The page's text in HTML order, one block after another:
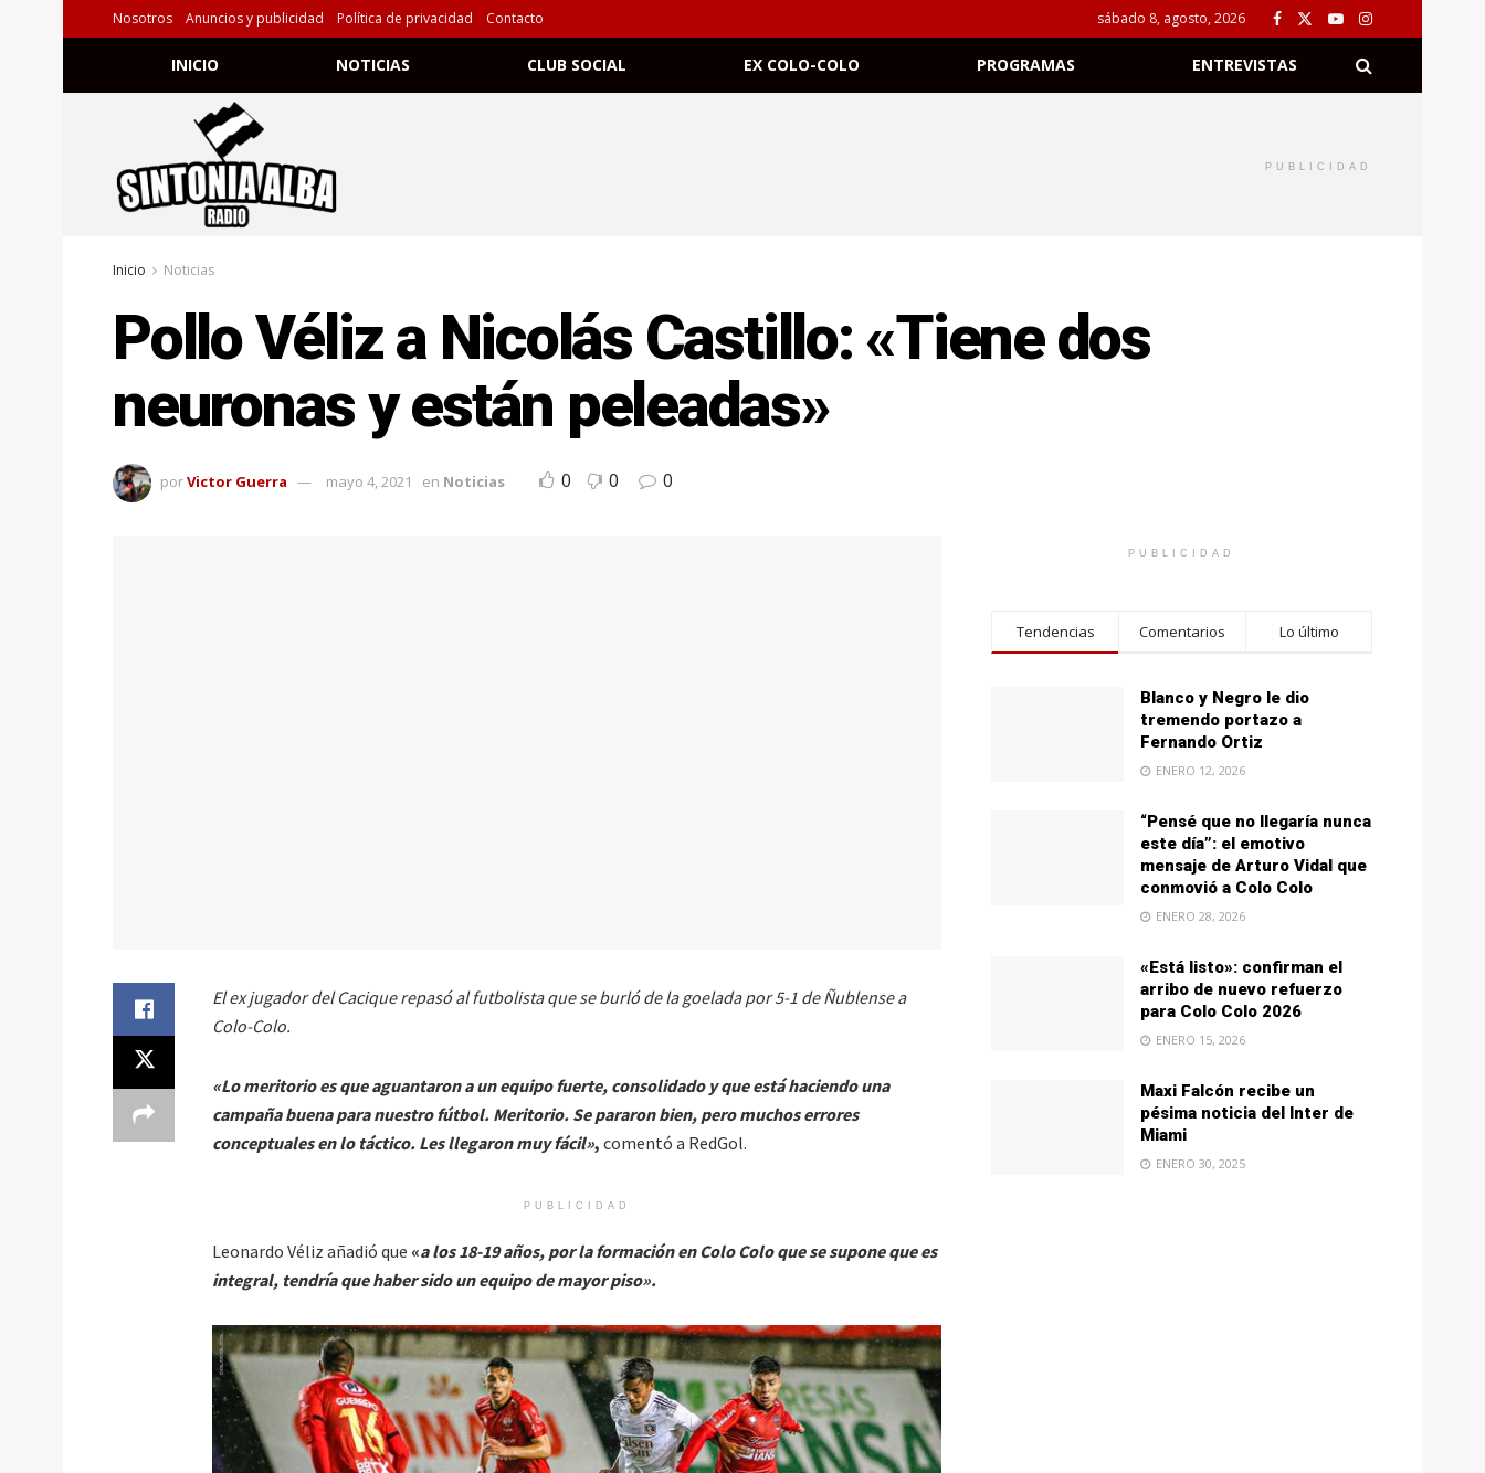
Nosotros Anuncios y publicidad Política de privacidad Contacto sábado 8, agosto, 2026
INICIO NOTICIAS CLUB SOCIAL EX COLO-COLO PROGRAMAS ENTREVISTAS
PUBLICIDAD
Inicio Noticias
Pollo Véliz a Nicolás Castillo: «Tiene dos
neuronas y están peleadas»
porVictor Guerra mayo 4, 2021 en Noticias 0 0 0
El ex jugador del Cacique repasó al futbolista que se burló de la goelada por 5-1 de Ñublense a
Colo-Colo.
«Lo meritorio es que aguantaron a un equipo fuerte, consolidado y que está haciendo una
campaña buena para nuestro fútbol. Meritorio. Se pararon bien, pero muchos errores
conceptuales en lo táctico. Les llegaron muy fácil», comentó a RedGol.
PUBLICIDAD
Leonardo Véliz añadió que «a los 18-19 años, por la formación en Colo Colo que se supone que es
integral, tendría que haber sido un equipo de mayor piso».
PUBLICIDAD
Tendencias Comentarios Lo último
Blanco y Negro le dio
tremendo portazo a
Fernando Ortiz
ENERO 12, 2026
“Pensé que no llegaría nunca
este día”: el emotivo
mensaje de Arturo Vidal que
conmovió a Colo Colo
ENERO 28, 2026
«Está listo»: confirman el
arribo de nuevo refuerzo
para Colo Colo 2026
ENERO 15, 2026
Maxi Falcón recibe un
pésima noticia del Inter de
Miami
ENERO 30, 2025